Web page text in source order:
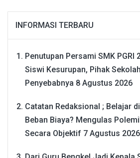
INFORMASI TERBARU
Penutupan Persami SMK PGRI
Siswi Kesurupan, Pihak
Penyebabnya 8 Agustus 2026
Catatan Redaksional ; Belajar
Beban Biaya? Mengulas
Secara Objektif 7 Agustus 2026